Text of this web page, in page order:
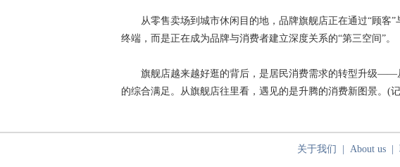
从零售卖场到城市休闲目的地，品牌旗舰店正在通过“顾客”
终端，而是正在成为品牌与消费者建立深度关系的“第三空间”。
旗舰店越来越好逛的背后，是居民消费需求的转型升级——
的综合满足。从旗舰店往里看，遇见的是升腾的消费新图景。(
关于我们 About us|